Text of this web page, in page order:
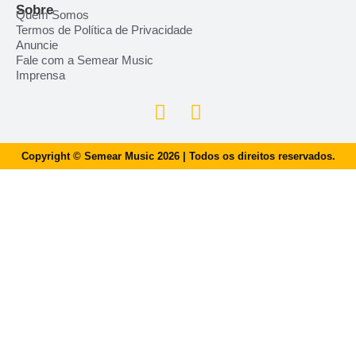
Sobre
Quem Somos
Termos de Política de Privacidade
Anuncie
Fale com a Semear Music
Imprensa
Copyright © Semear Music 2026 | Todos os direitos reservados.